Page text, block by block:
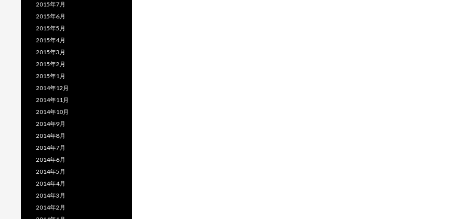
2015年7月
2015年6月
2015年5月
2015年4月
2015年3月
2015年2月
2015年1月
2014年12月
2014年11月
2014年10月
2014年9月
2014年8月
2014年7月
2014年6月
2014年5月
2014年4月
2014年3月
2014年2月